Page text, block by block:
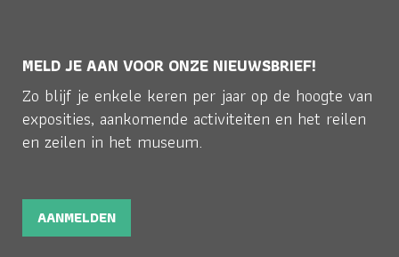
MELD JE AAN VOOR ONZE NIEUWSBRIEF!
Zo blijf je enkele keren per jaar op de hoogte van
exposities, aankomende activiteiten en het reilen
en zeilen in het museum.
AANMELDEN